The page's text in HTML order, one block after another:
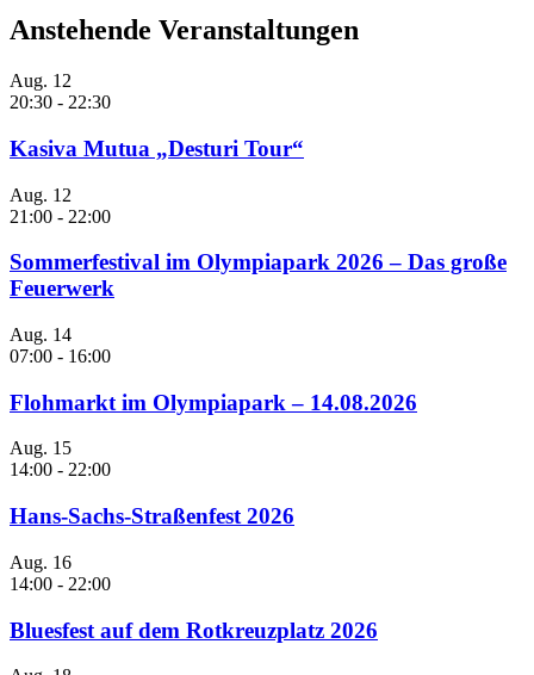
Anstehende Veranstaltungen
Aug. 12
20:30 - 22:30
Kasiva Mutua „Desturi Tour“
Aug. 12
21:00 - 22:00
Sommerfestival im Olympiapark 2026 – Das große
Feuerwerk
Aug. 14
07:00 - 16:00
Flohmarkt im Olympiapark – 14.08.2026
Aug. 15
14:00 - 22:00
Hans-Sachs-Straßenfest 2026
Aug. 16
14:00 - 22:00
Bluesfest auf dem Rotkreuzplatz 2026